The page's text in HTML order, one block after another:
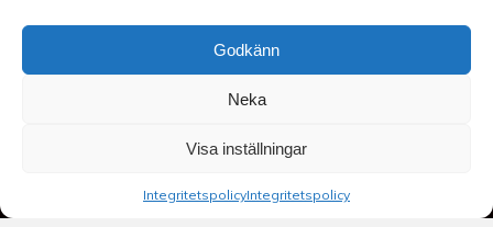
Godkänn
Neka
Visa inställningar
IntegritetspolicyIntegritetspolicy
©2026 Spakarps plantskola
- spakarp@outlook.com
Spakarp 1, 575 95